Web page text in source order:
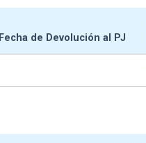
Fecha de Devolución al PJ